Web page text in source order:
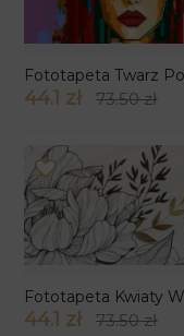
Fototapeta Twarz
44.1 zł 73.50 zł
44.1 zł 73.50 zł